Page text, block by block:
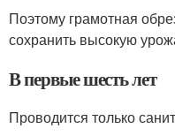
Поэтому грамотная
сохранить высокую
В первые шесть лет
Проводится только